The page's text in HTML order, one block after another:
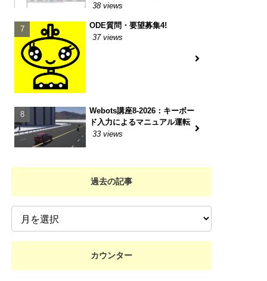
38 views
ODE質問・要望募集4!
37 views
Webots講座8-2026：キーボー
ド入力によるマニュアル運転
33 views
過去の記事
カウンター